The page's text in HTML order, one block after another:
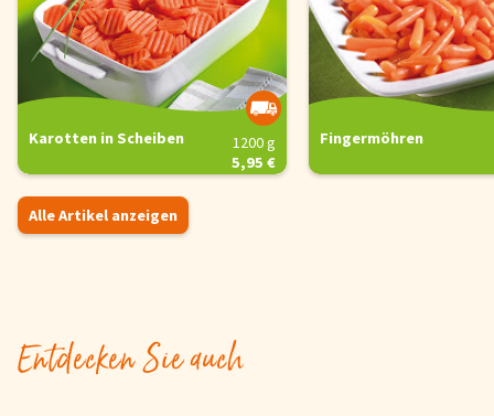
Karotten in Scheiben
1200 g
5,95 €
Fingermöhren
Alle Artikel anzeigen
Entdecken Sie auch